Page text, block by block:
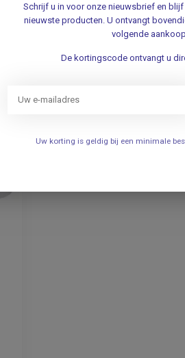
10,96 Excl. btw
Schrijf u in voor onze nieuwsbrief en
nieuwste producten. U ontvangt
volgende aankoop.
De kortingscode ontvangt u
Uw korting is geldig bij een minimale